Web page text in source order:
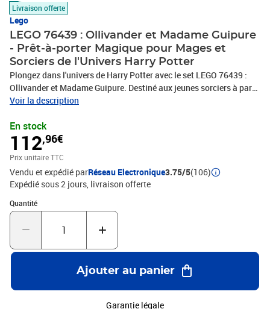
Livraison offerte
Lego
LEGO 76439 : Ollivander et Madame Guipure
- Prêt-à-porter Magique pour Mages et
Sorciers de l'Univers Harry Potter
Plongez dans l'univers de Harry Potter avec le set LEGO 76439 :
Ollivander et Madame Guipure. Destiné aux jeunes sorciers à partir
de 8 ans, ce kit comprend deux boutiques du Chemin de Traverse,
une boîte avec la baguette de Harry et 26 autres baguettes. La
boutique de Madame Guipure propose des mannequins et
chapeaux. Ce set inclut 6 minifigurines LEGO, dont Harry Potter et
Garrick Ollivander, parfait pour créer une rue commerçante
magique.
Voir la description
En stock
112,96€
Prix unitaire TTC
Vendu et expédié parRéseau Electronique3.75/5(106)
Expédié sous 2 jours livraison offerte
Quantité
Quantité : 1
Ajouter au panier
Garantie légale